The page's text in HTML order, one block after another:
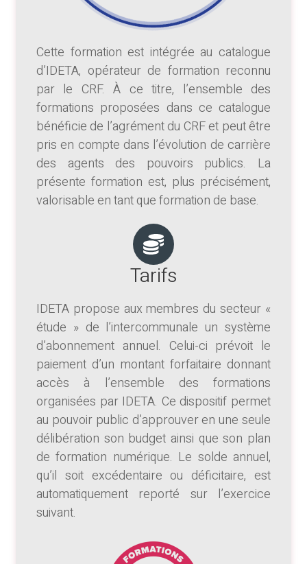
Cette formation est intégrée au catalogue
d’IDETA, opérateur de formation reconnu
par le CRF. À ce titre, l’ensemble des
formations proposées dans ce catalogue
bénéficie de l’agrément du CRF et peut être
pris en compte dans l’évolution de carrière
des agents des pouvoirs publics. La
présente formation est, plus précisément,
valorisable en tant que formation de base.
Tarifs
IDETA propose aux membres du secteur «
étude » de l’intercommunale un système
d’abonnement annuel. Celui-ci prévoit le
paiement d’un montant forfaitaire donnant
accès à l’ensemble des formations
organisées par IDETA. Ce dispositif permet
au pouvoir public d’approuver en une seule
délibération son budget ainsi que son plan
de formation numérique. Le solde annuel,
qu’il soit excédentaire ou déficitaire, est
automatiquement reporté sur l’exercice
suivant.